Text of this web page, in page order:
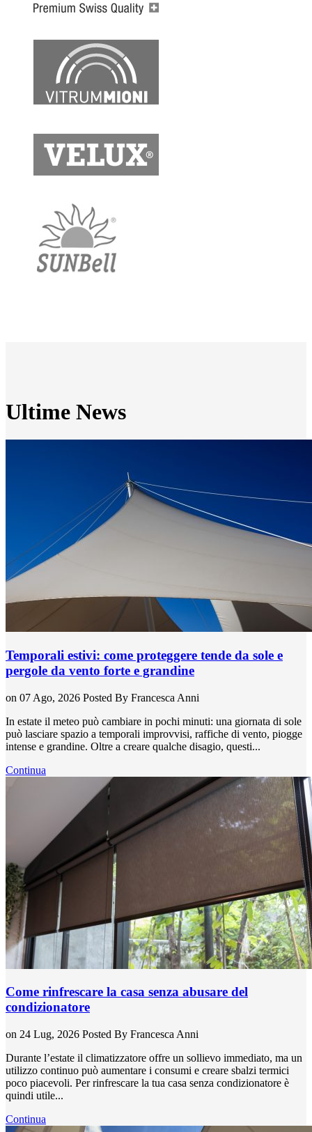
Ultime News
Temporali estivi: come proteggere tende da sole e
pergole da vento forte e grandine
on 07 Ago, 2026 Posted By Francesca Anni
In estate il meteo può cambiare in pochi minuti: una giornata di sole
può lasciare spazio a temporali improvvisi, raffiche di vento, piogge
intense e grandine. Oltre a creare qualche disagio, questi...
Continua
Come rinfrescare la casa senza abusare del
condizionatore
on 24 Lug, 2026 Posted By Francesca Anni
Durante l’estate il climatizzatore offre un sollievo immediato, ma un
utilizzo continuo può aumentare i consumi e creare sbalzi termici
poco piacevoli. Per rinfrescare la tua casa senza condizionatore è
quindi utile...
Continua